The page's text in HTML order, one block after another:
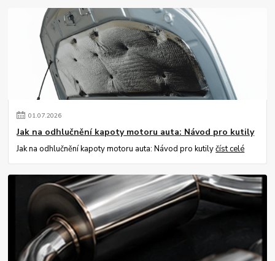
01.07.2026
Jak na odhlučnění kapoty motoru auta: Návod pro kutily
Jak na odhlučnění kapoty motoru auta: Návod pro kutilyčíst celé